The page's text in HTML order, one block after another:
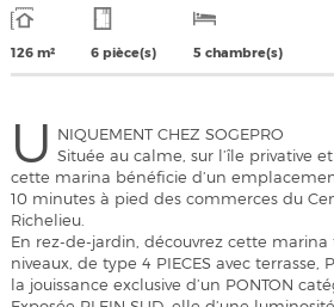
126 m² 6 pièce(s) 5 chambre(s)
U NIQUEMENT CHEZ SOGEPRO
Située au calme, sur l’île privative
cette marina bénéficie d’un
10 minutes à pied des commerces du
Richelieu.
En rez-de-jardin, découvrez cette marina
niveaux, de type 4 PIECES avec terrasse,
la jouissance exclusive d’un PONTON